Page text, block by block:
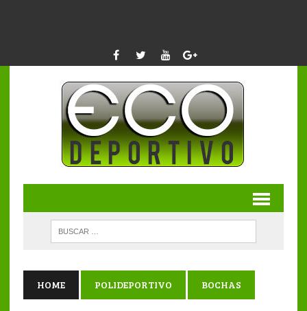
HOME POLIDEPORTIVO BOCHAS